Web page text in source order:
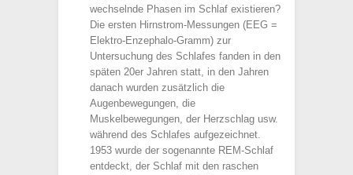
wechselnde Phasen im Schlaf existieren?
Die ersten Hirnstrom-Messungen (EEG =
Elektro-Enzephalo-Gramm) zur
Untersuchung des Schlafes fanden in den
späten 20er Jahren statt, in den Jahren
danach wurden zusätzlich die
Augenbewegungen, die
Muskelbewegungen, der Herzschlag usw.
während des Schlafes aufgezeichnet.
1953 wurde der sogenannte REM-Schlaf
entdeckt, der Schlaf mit den raschen